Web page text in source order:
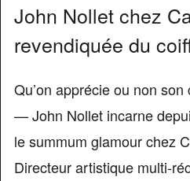
John Nollet chez
revendiquée du
Qu’on apprécie ou non
— John Nollet incarne
le summum glamour chez
Directeur artistique multi-